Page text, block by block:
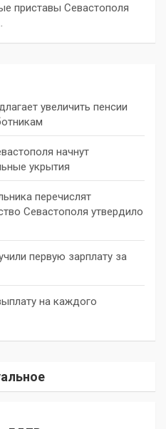
приставы Севастополя
увеличить пенсии
начнут
укрытия
перечислят
Севастополя утвердило
первую зарплату за
на каждого